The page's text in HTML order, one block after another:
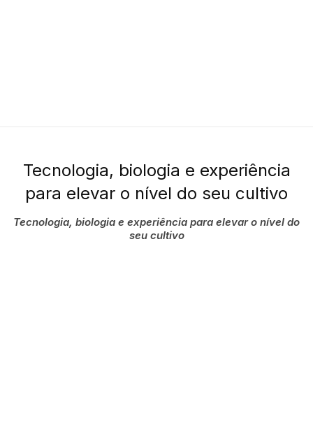
Tecnologia, biologia e experiência
para elevar o nível do seu cultivo
Tecnologia, biologia e experiência para elevar o nível do
seu cultivo